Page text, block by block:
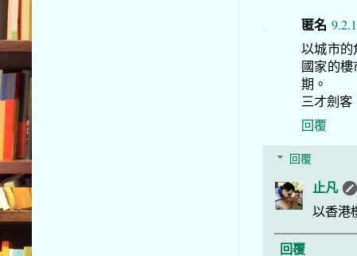
匿名
以城市
國家的
期。
三才劍客
回覆
回覆
止凡
以香港
回覆